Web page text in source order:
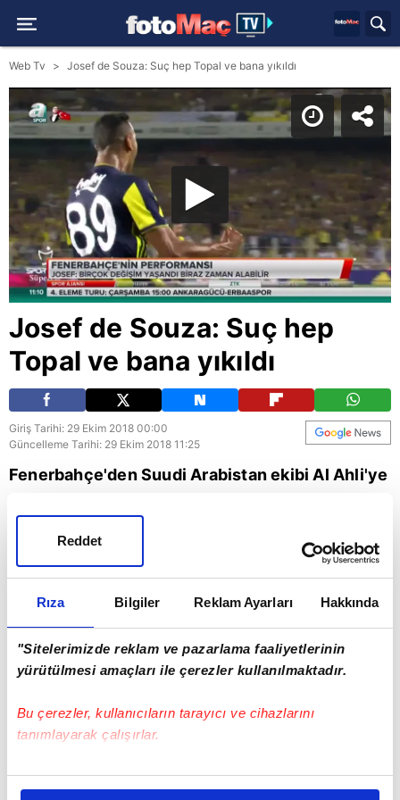
Rıza Bilgiler Reklam Ayarları Hakkında
"Sitelerimizde reklam ve pazarlama faaliyetlerinin
yürütülmesi amaçları ile çerezler kullanılmaktadır.
Bu çerezler, kullanıcıların tarayıcı ve cihazlarını
tanımlayarak çalışırlar.
Bu çerezlere izin vermeniz halinde sizlere özel
Reddet
Web Tv Josef de Souza: Suç hep Topal ve bana yıkıldı
Josef de Souza: Suç hep
Topal ve bana yıkıldı
Giriş Tarihi: 29 Ekim 2018 00:00
Güncelleme Tarihi: 29 Ekim 2018 11:25
Fenerbahçe'den Suudi Arabistan ekibi Al Ahli'ye
Fenerbahçe